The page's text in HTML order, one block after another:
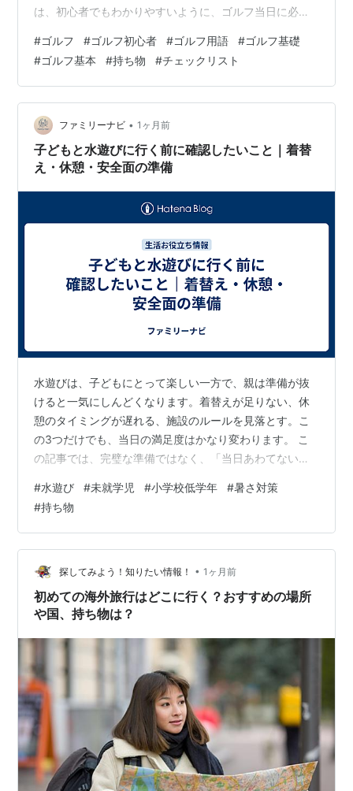
は、初心者でもわかりやすいように、ゴルフ当日に必要
初心者がコースデビューで揃えるべき基本セット プレー
に絶対必要なゴルフラウンド持ち物リスト 初心者がロス
ト対策で多めに用意するゴルフボールとティー ゴルフ持
ち物メンズとゴルフ持ち物女子の身だしなみの違い ゴル
フ持ち物メンズの必須アイテムと服装ルール ゴルフ持ち
物女子が持参すべき化粧直しと便利グッズ …
#ゴルフ #ゴルフ初心者 #ゴルフ用語 #ゴルフ基礎
#ゴルフ基本 #持ち物 #チェックリスト
ファミリーナビ • 1ヶ月前
子どもと水遊びに行く前に確認したいこと｜着替
え・休憩・安全面の準備
水遊びは、子どもにとって楽しい一方で、親は準備が抜
けると一気にしんどくなります。着替えが足りない、休
憩のタイミングが遅れる、施設のルールを見落とす。こ
の3つだけでも、当日の満足度はかなり変わります。 こ
の記事では、完璧な準備ではなく、「当日あわてないた
い比較よりも、親がラクに動けるかどうかに寄せた内容
です。 まず先に見ておくこと 水遊びに行く前は、持ち物
より先に次の3つを確認しておくと失敗しにくいです。
子どもの体調が無理をしていないか。 施設の注意事項
に、年齢制限やオムツ、水着の決まりがないか。 帰り道
まで含めて、休憩できる流れになっているか…
#水遊び #未就学児 #小学校低学年 #暑さ対策
#持ち物
探してみよう！知りたい情報！ • 1ヶ月前
初めての海外旅行はどこに行く？おすすめの場所
や国、持ち物は？